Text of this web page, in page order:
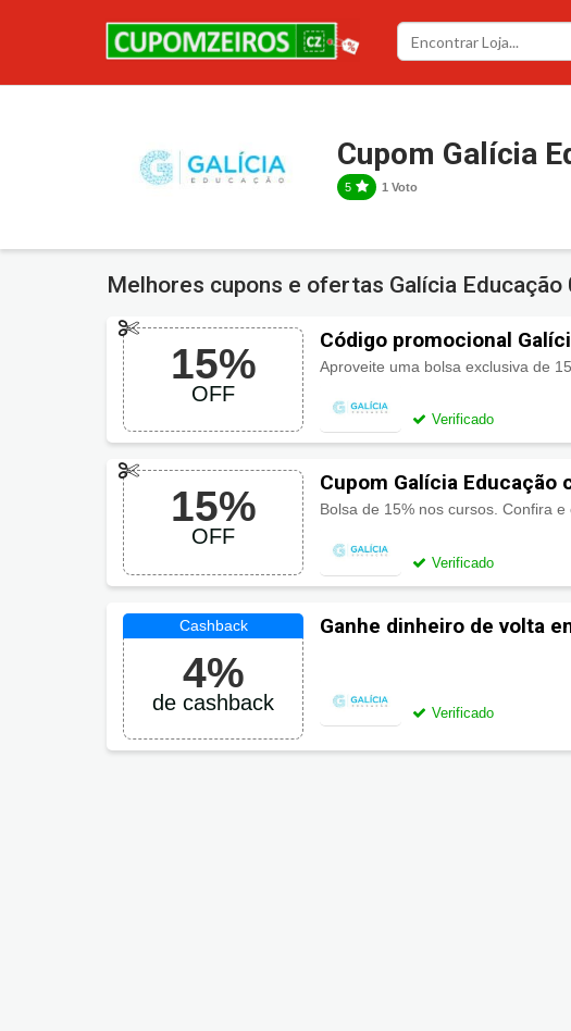
Cupom Galícia
5 1 Voto
Melhores cupons e ofertas Galícia Educação
15%
OFF
Código promocional
Verificado
15%
OFF
Cupom Galícia Educação
Bolsa de 15% nos cursos. Confira
Verificado
4%
de cashback
Ganhe dinheiro de volta
Verificado